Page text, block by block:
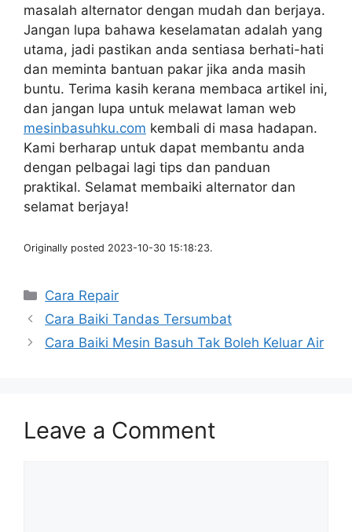
masalah alternator dengan mudah dan berjaya.
Jangan lupa bahawa keselamatan adalah yang
utama, jadi pastikan anda sentiasa berhati-hati
dan meminta bantuan pakar jika anda masih
buntu. Terima kasih kerana membaca artikel ini,
dan jangan lupa untuk melawat laman web
mesinbasuhku.com kembali di masa hadapan.
Kami berharap untuk dapat membantu anda
dengan pelbagai lagi tips dan panduan
praktikal. Selamat membaiki alternator dan
selamat berjaya!
Originally posted 2023-10-30 15:18:23.
Categories
Cara Repair
Cara Baiki Tandas Tersumbat
Cara Baiki Mesin Basuh Tak Boleh Keluar Air
Leave a Comment